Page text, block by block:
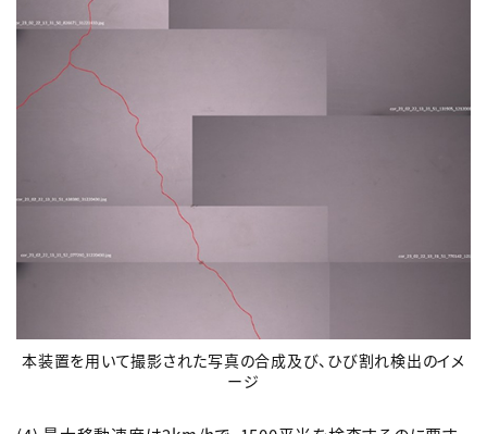
本装置を用いて撮影された写真の合成及び、ひび割れ検出のイメ
ージ